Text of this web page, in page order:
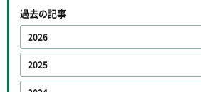
過去の記事
2026
2025